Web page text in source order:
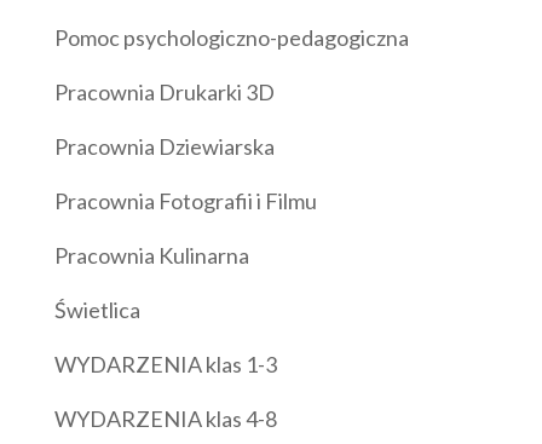
Pomoc psychologiczno-pedagogiczna
Pracownia Drukarki 3D
Pracownia Dziewiarska
Pracownia Fotografii i Filmu
Pracownia Kulinarna
Świetlica
WYDARZENIA klas 1-3
WYDARZENIA klas 4-8